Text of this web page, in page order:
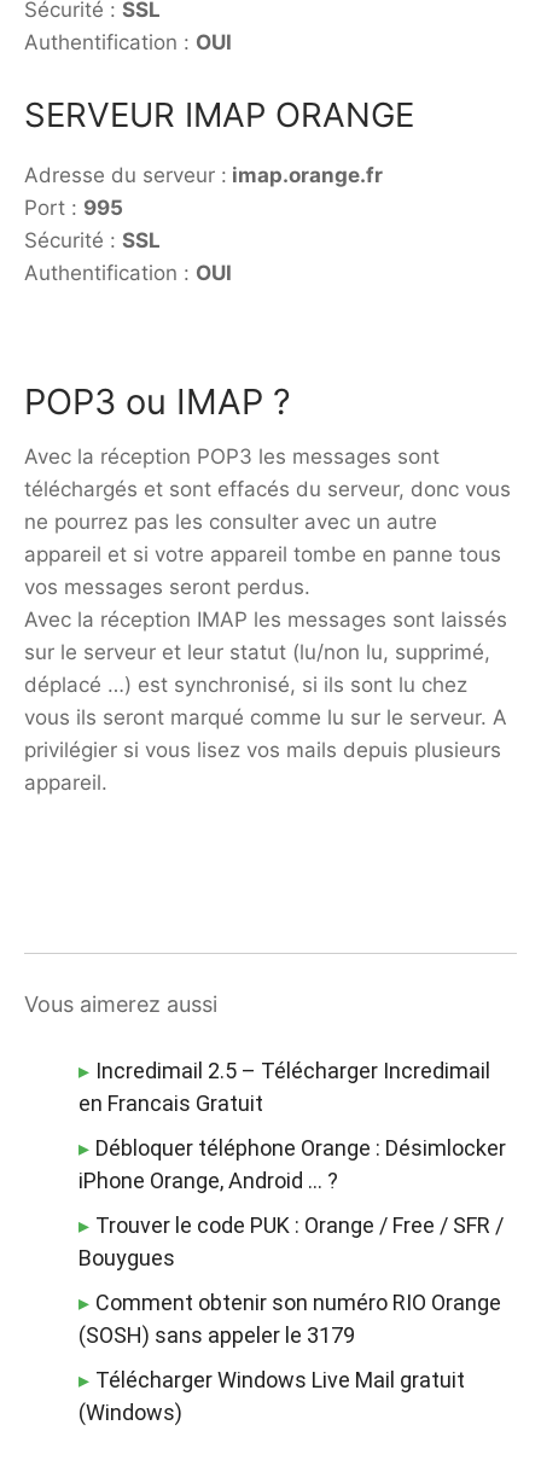
Sécurité : SSL
Authentification : OUI
SERVEUR IMAP ORANGE
Adresse du serveur : imap.orange.fr
Port : 995
Sécurité : SSL
Authentification : OUI
POP3 ou IMAP ?
Avec la réception POP3 les messages sont
téléchargés et sont effacés du serveur, donc vous
ne pourrez pas les consulter avec un autre
appareil et si votre appareil tombe en panne tous
vos messages seront perdus.
Avec la réception IMAP les messages sont laissés
sur le serveur et leur statut (lu/non lu, supprimé,
déplacé …) est synchronisé, si ils sont lu chez
vous ils seront marqué comme lu sur le serveur. A
privilégier si vous lisez vos mails depuis plusieurs
appareil.
Vous aimerez aussi
Incredimail 2.5 – Télécharger Incredimail
en Francais Gratuit
Débloquer téléphone Orange : Désimlocker
iPhone Orange, Android … ?
Trouver le code PUK : Orange / Free / SFR /
Bouygues
Comment obtenir son numéro RIO Orange
(SOSH) sans appeler le 3179
Télécharger Windows Live Mail gratuit
(Windows)